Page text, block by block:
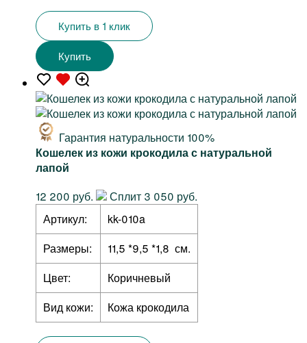
Купить в 1 клик
Купить
Гарантия натуральности 100%
Кошелек из кожи крокодила с натуральной
лапой
12 200 руб.
Сплит 3 050 руб.
Артикул:
kk-010a
Размеры:
11,5 *9,5 *1,8 см.
Цвет:
Коричневый
Вид кожи:
Кожа крокодила